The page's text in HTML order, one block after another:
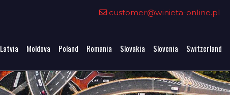
customer@winieta-online.pl
Latvia Moldova Poland Romania Slovakia Slovenia Switzerland